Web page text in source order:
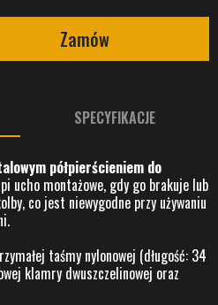
Zamów
SPECYFIKACJE
półpierścieniem do
ucho montażowe, gdy go brakuje lub
co jest niewygodne przy używaniu
taśmy nylonowej (długość: 34
klamry dwuszczelinowej oraz